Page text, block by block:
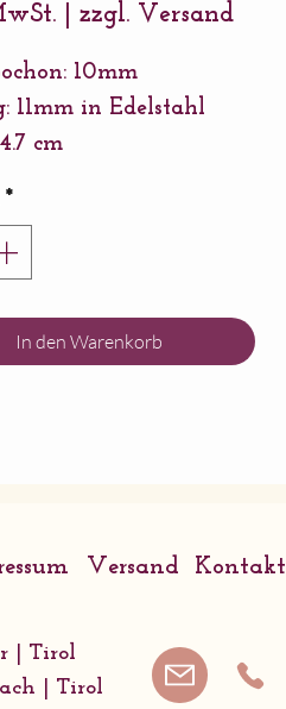
zzgl. Versand
10mm
11mm in Edelstahl
cm
*
In den Warenkorb
Versand Kontakt
| Tirol
| Tirol